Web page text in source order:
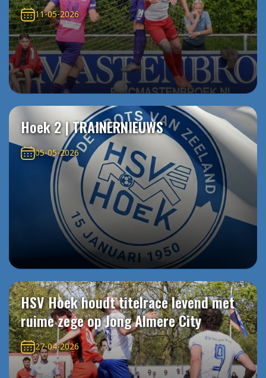
11-05-2026
Hoek 2 | TRAINERNIEUWS
05-05-2026
HSV Hoek houdt titelrace levend met
ruime zege op Jong Almere City
27-04-2026